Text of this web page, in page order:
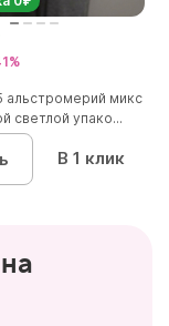
альстромерий микс
светлой упако...
В 1 клик
на